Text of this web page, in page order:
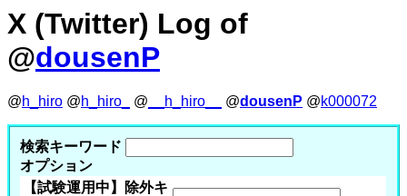
X (Twitter) Log of
@dousenP
@h_hiro @h_hiro_ @ __h_hiro__ @dousenP @k000072
検索キーワード
オプション
【試験運用中】除外キ